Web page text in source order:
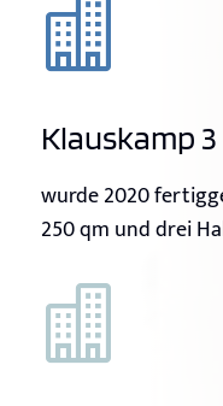

Klauskamp 3
wurde 2020
250 qm und drei
